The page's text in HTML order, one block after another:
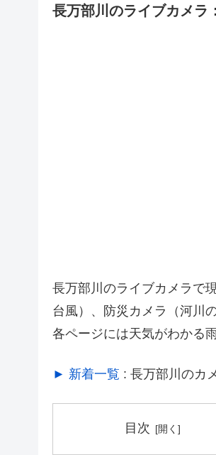
長万部川のライブカメラ
長万部川のライブカメラで
台風）、防災カメラ（河川
各ページには天気がわかる
► 新着一覧 : 長万部川のカ
目次